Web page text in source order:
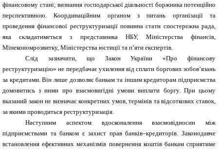
фінансовому стані; визнання господарської діяльності боржника потенційно
перспективною. Координаційним органом з питань організації та
проведення фінансової реструктуризації повинна стати спостережна рада,
яка складатиметься з представника НБУ, Міністерства фінансів,
Мінекономрозвитку, Міністерства юстиції та п’яти експертів.
Слід зазначити, що Закон України «Про фінансову
реструктуризацію» не передбачає ухилення від сплати боргових зобов’язань
за кредитами. Він лише дозволяє банкам та іншим кредиторам підприємства
домовитись з ними про взаємовигідні умови виплати боргу. При цьому
вказаний закон не визначає конкретних умов, термінів та відсоткових ставок,
за якими проводиться реструктуризація.
Наступним аспектом вдосконалення взаємовідносин між
підприємствами та банком є захист прав банків–кредиторів. Законодавче
встановлення ефективних механізмів повернення коштів банкам сприятиме